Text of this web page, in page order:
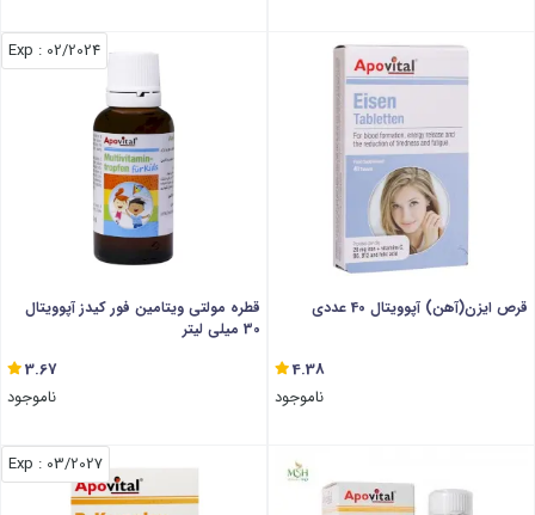
قرص ایزن(آهن) آپوویتال 40 عددی
4.38
ناموجود
02/2024
: Exp
قطره مولتی ویتامین فور کیدز آپوویتال
30 میلی لیتر
3.67
ناموجود
03/2027
: Exp